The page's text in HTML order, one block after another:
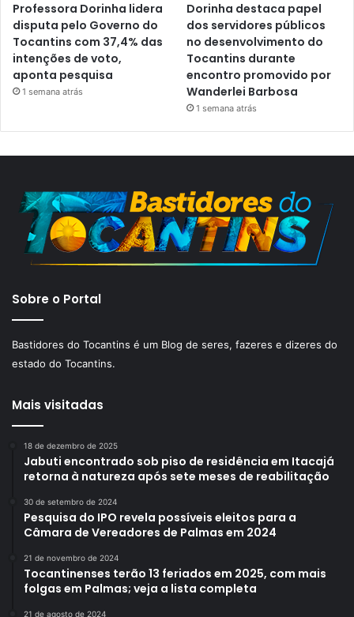
Professora Dorinha lidera
disputa pelo Governo do
Tocantins com 37,4% das
intenções de voto,
aponta pesquisa
1 semana atrás
Dorinha destaca papel
dos servidores públicos
no desenvolvimento do
Tocantins durante
encontro promovido por
Wanderlei Barbosa
1 semana atrás
Sobre o Portal
Bastidores do Tocantins é um Blog de seres, fazeres e dizeres do
estado do Tocantins.
Mais visitadas
18 de dezembro de 2025
Jabuti encontrado sob piso de residência em Itacajá
retorna à natureza após sete meses de reabilitação
30 de setembro de 2024
Pesquisa do IPO revela possíveis eleitos para a
Câmara de Vereadores de Palmas em 2024
21 de novembro de 2024
Tocantinenses terão 13 feriados em 2025, com mais
folgas em Palmas; veja a lista completa
21 de agosto de 2024